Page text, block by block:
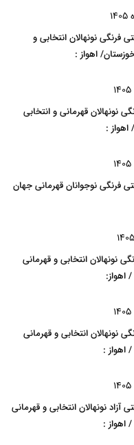
فرنگی نونهالان انتخابی و
اهواز :
نونهالان قهرمانی و انتخابی
:
فرنگی نوجوانان قهرمانی جهان
نونهالان انتخابی و قهرمانی
اهواز:
نونهالان انتخابی و قهرمانی
اهواز :
نونهالان انتخابی و قهرمانی
اهواز :